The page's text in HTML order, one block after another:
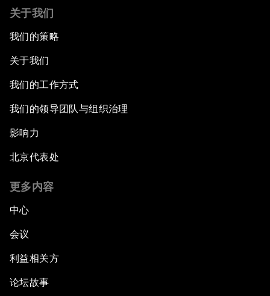
关于我们
我们的策略
关于我们
我们的工作方式
我们的领导团队与组织治理
影响力
北京代表处
更多内容
中心
会议
利益相关方
论坛故事